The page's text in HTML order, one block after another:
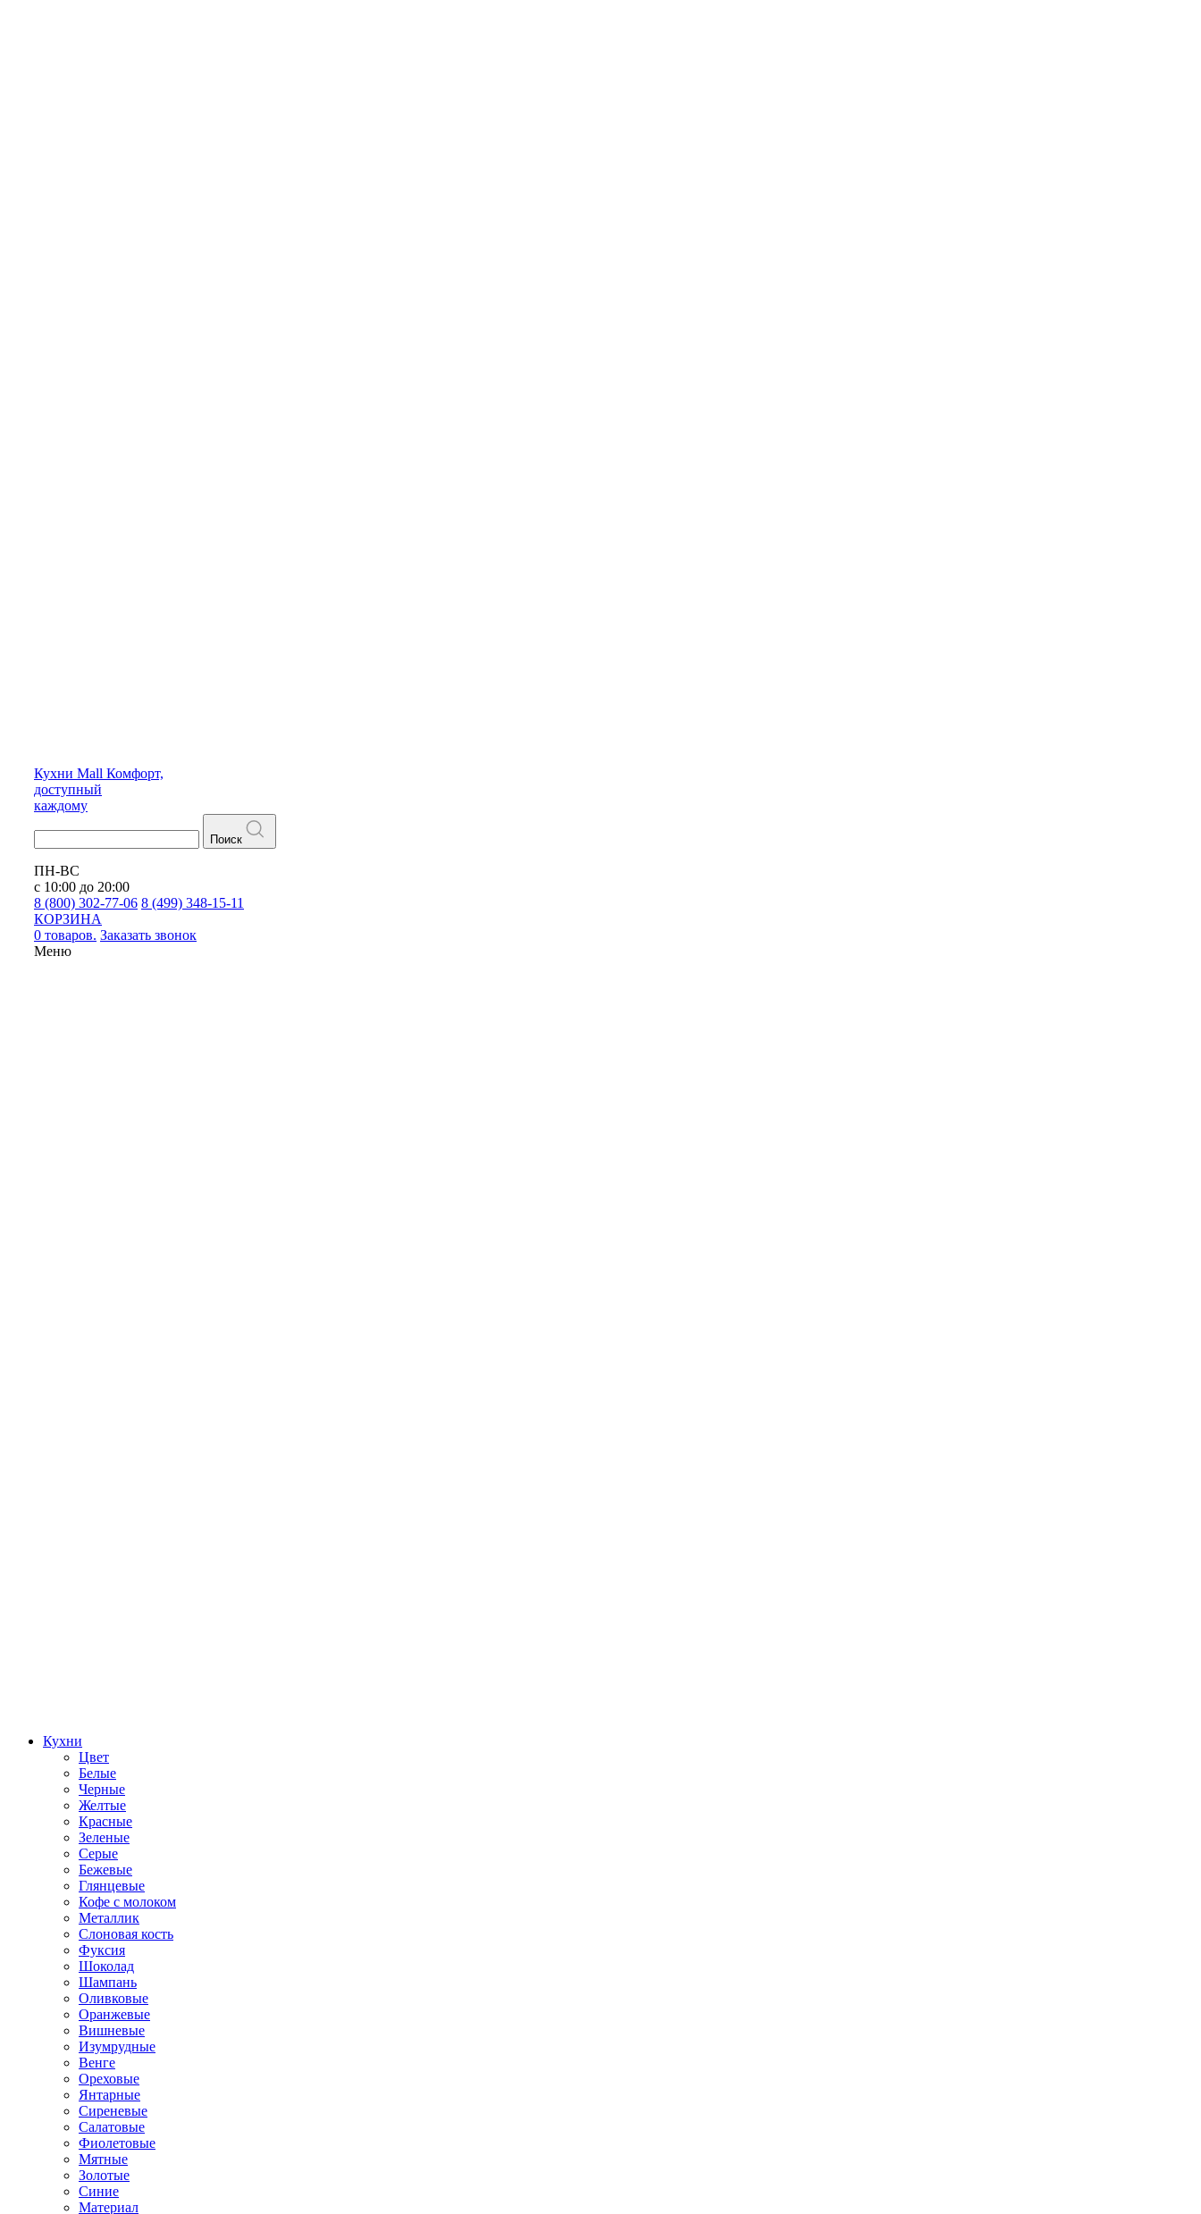
Кухни Mall Комфорт,
доступный
каждому
Поиск
ПН-ВС
с 10:00 до 20:00
8 (800) 302-77-06 8 (499) 348-15-11
КОРЗИНА
0 товаров. Заказать звонок
Меню
Кухни
Цвет
Белые
Черные
Желтые
Красные
Зеленые
Серые
Бежевые
Глянцевые
Кофе с молоком
Металлик
Слоновая кость
Фуксия
Шоколад
Шампань
Оливковые
Оранжевые
Вишневые
Изумрудные
Венге
Ореховые
Янтарные
Сиреневые
Салатовые
Фиолетовые
Мятные
Золотые
Синие
Материал